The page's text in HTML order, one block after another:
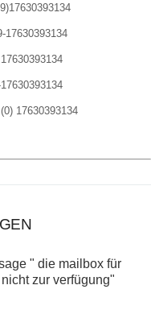
17630393134
17630393134
zur verfügung"